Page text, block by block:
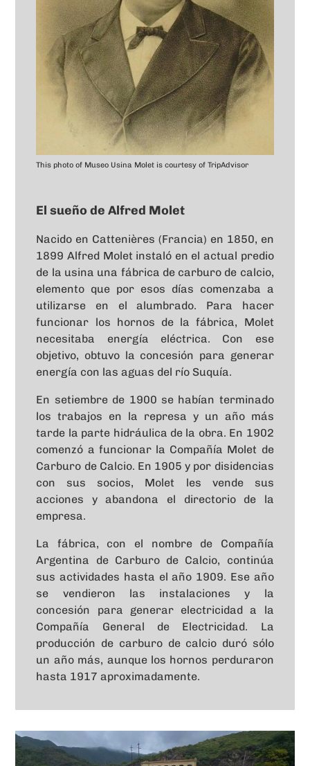
This photo of Museo Usina Molet is courtesy of TripAdvisor
El sueño de Alfred Molet
Nacido en Cattenières (Francia) en 1850, en
1899 Alfred Molet instaló en el actual predio
de la usina una fábrica de carburo de calcio,
elemento que por esos días comenzaba a
utilizarse en el alumbrado. Para hacer
funcionar los hornos de la fábrica, Molet
necesitaba energía eléctrica. Con ese
objetivo, obtuvo la concesión para generar
energía con las aguas del río Suquía.
En setiembre de 1900 se habían terminado
los trabajos en la represa y un año más
tarde la parte hidráulica de la obra. En 1902
comenzó a funcionar la Compañía Molet de
Carburo de Calcio. En 1905 y por disidencias
con sus socios, Molet les vende sus
acciones y abandona el directorio de la
empresa.
La fábrica, con el nombre de Compañía
Argentina de Carburo de Calcio, continúa
sus actividades hasta el año 1909. Ese año
se vendieron las instalaciones y la
concesión para generar electricidad a la
Compañía General de Electricidad. La
producción de carburo de calcio duró sólo
un año más, aunque los hornos perduraron
hasta 1917 aproximadamente.